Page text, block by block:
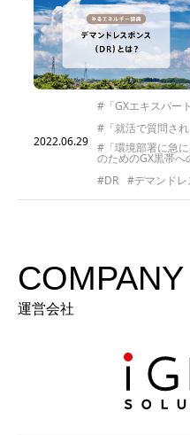
2022.06.29
#「GXエキスパー
#「就活で質問さ
#「環境部署に急に
のためのGX黒帯へ
#DR
#デマンドレ
COMPANY
運営会社